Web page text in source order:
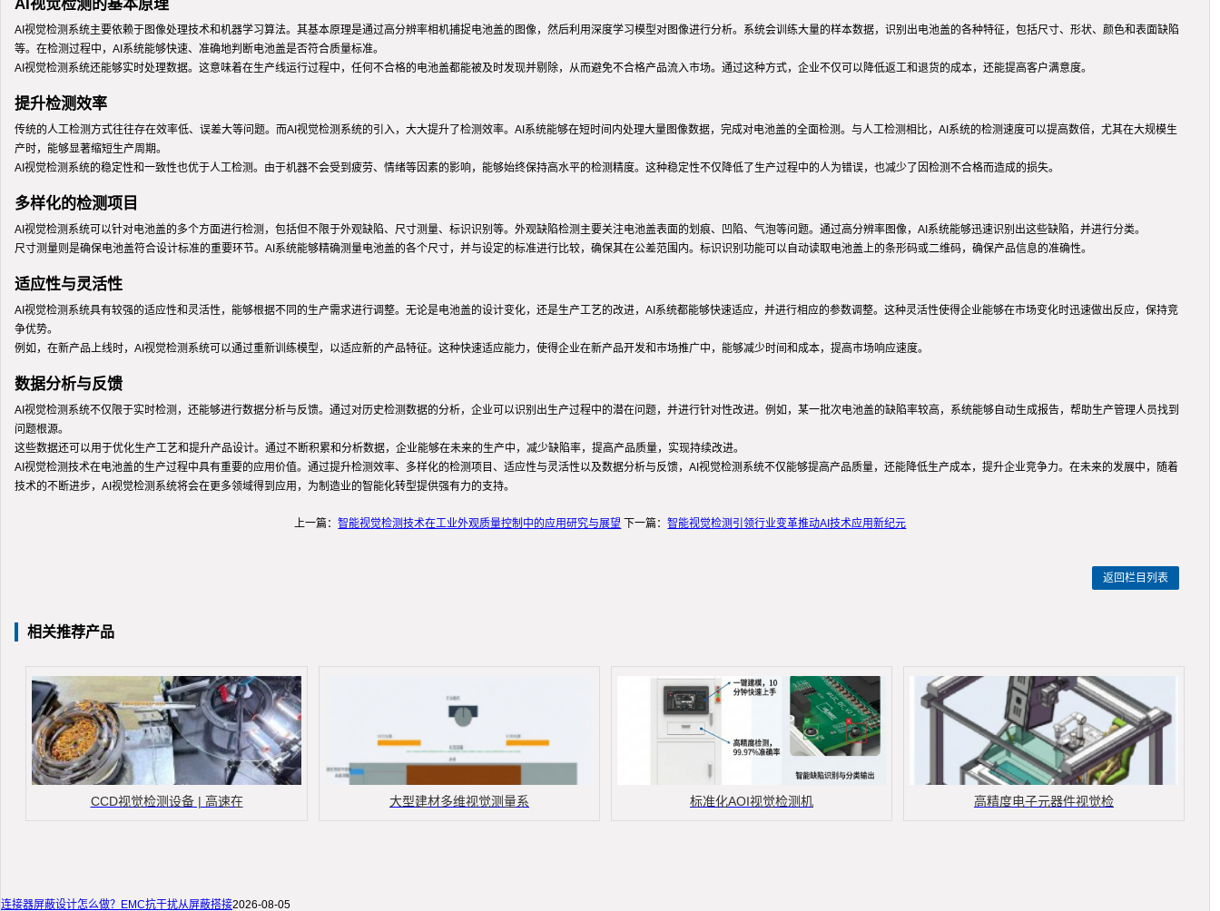
AI视觉检测的基本原理
AI视觉检测系统主要依赖于图像处理技术和机器学习算法。其基本原理是通过高分辨率相机捕捉电池盖的图像，然后利用深度学习模型对图像进行分析。系统会训练大量的样本数据，识别出电池盖的各种特征，包括尺寸、形状、颜色和表面缺陷
等。在检测过程中，AI系统能够快速、准确地判断电池盖是否符合质量标准。
AI视觉检测系统还能够实时处理数据。这意味着在生产线运行过程中，任何不合格的电池盖都能被及时发现并剔除，从而避免不合格产品流入市场。通过这种方式，企业不仅可以降低返工和退货的成本，还能提高客户满意度。
提升检测效率
传统的人工检测方式往往存在效率低、误差大等问题。而AI视觉检测系统的引入，大大提升了检测效率。AI系统能够在短时间内处理大量图像数据，完成对电池盖的全面检测。与人工检测相比，AI系统的检测速度可以提高数倍，尤其在大规模生
产时，能够显著缩短生产周期。
AI视觉检测系统的稳定性和一致性也优于人工检测。由于机器不会受到疲劳、情绪等因素的影响，能够始终保持高水平的检测精度。这种稳定性不仅降低了生产过程中的人为错误，也减少了因检测不合格而造成的损失。
多样化的检测项目
AI视觉检测系统可以针对电池盖的多个方面进行检测，包括但不限于外观缺陷、尺寸测量、标识识别等。外观缺陷检测主要关注电池盖表面的划痕、凹陷、气泡等问题。通过高分辨率图像，AI系统能够迅速识别出这些缺陷，并进行分类。
尺寸测量则是确保电池盖符合设计标准的重要环节。AI系统能够精确测量电池盖的各个尺寸，并与设定的标准进行比较，确保其在公差范围内。标识识别功能可以自动读取电池盖上的条形码或二维码，确保产品信息的准确性。
适应性与灵活性
AI视觉检测系统具有较强的适应性和灵活性，能够根据不同的生产需求进行调整。无论是电池盖的设计变化，还是生产工艺的改进，AI系统都能够快速适应，并进行相应的参数调整。这种灵活性使得企业能够在市场变化时迅速做出反应，保持竞
争优势。
例如，在新产品上线时，AI视觉检测系统可以通过重新训练模型，以适应新的产品特征。这种快速适应能力，使得企业在新产品开发和市场推广中，能够减少时间和成本，提高市场响应速度。
数据分析与反馈
AI视觉检测系统不仅限于实时检测，还能够进行数据分析与反馈。通过对历史检测数据的分析，企业可以识别出生产过程中的潜在问题，并进行针对性改进。例如，某一批次电池盖的缺陷率较高，系统能够自动生成报告，帮助生产管理人员找到
问题根源。
这些数据还可以用于优化生产工艺和提升产品设计。通过不断积累和分析数据，企业能够在未来的生产中，减少缺陷率，提高产品质量，实现持续改进。
AI视觉检测技术在电池盖的生产过程中具有重要的应用价值。通过提升检测效率、多样化的检测项目、适应性与灵活性以及数据分析与反馈，AI视觉检测系统不仅能够提高产品质量，还能降低生产成本，提升企业竞争力。在未来的发展中，随着
技术的不断进步，AI视觉检测系统将会在更多领域得到应用，为制造业的智能化转型提供强有力的支持。
上一篇：智能视觉检测技术在工业外观质量控制中的应用研究与展望 下一篇：智能视觉检测引领行业变革推动AI技术应用新纪元
返回栏目列表
相关推荐产品
CCD视觉检测设备 | 高速在 大型建材多维视觉测量系 标准化AOI视觉检测机 高精度电子元器件视觉检
连接器屏蔽设计怎么做？EMC抗干扰从屏蔽搭接2026-08-05